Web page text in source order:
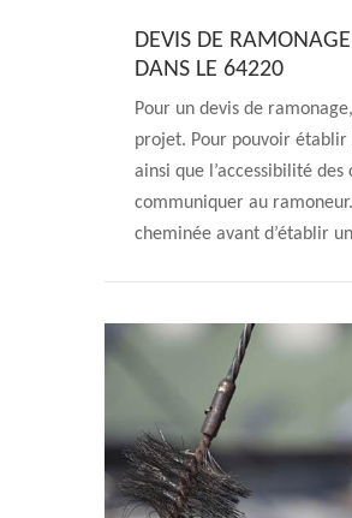
DEVIS DE
DANS LE 64220
Pour un devis de
projet. Pour pouvoir
ainsi que l’accessibilité
communiquer au
cheminée avant d’établir